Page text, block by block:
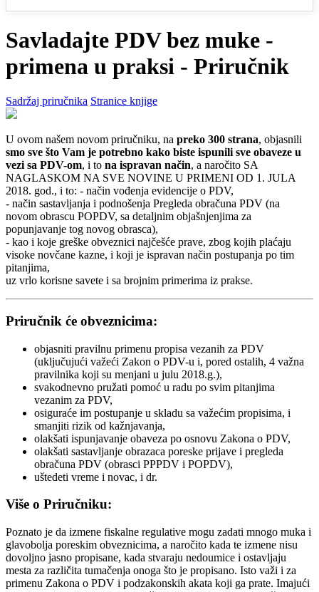
Savladajte PDV bez muke -
primena u praksi - Priručnik
Sadržaj priručnika Stranice knjige
U ovom našem novom priručniku, na preko 300 strana, objasnili
smo sve što Vam je potrebno kako biste ispunili sve obaveze u
vezi sa PDV-om, i to na ispravan način, a naročito SA
NAGLASKOM NA SVE NOVINE U PRIMENI OD 1. JULA
2018. god., i to: - način vođenja evidencije o PDV,
- način sastavljanja i podnošenja Pregleda obračuna PDV (na
novom obrascu POPDV, sa detaljnim objašnjenjima za
popunjavanje tog novog obrasca),
- kao i koje greške obveznici najčešće prave, zbog kojih plaćaju
visoke novčane kazne, i koji je ispravan način postupanja po tim
pitanjima,
uz vrlo korisne savete i sa brojnim primerima iz prakse.
Priručnik će obveznicima:
objasniti pravilnu primenu propisa vezanih za PDV
(uključujući važeći Zakon o PDV-u i, pored ostalih, 4 važna
pravilnika koji su menjani u julu 2018.g.),
svakodnevno pružati pomoć u radu po svim pitanjima
vezanim za PDV,
osiguraće im postupanje u skladu sa važećim propisima, i
smanjiti rizik od kažnjavanja,
olakšati ispunjavanje obaveza po osnovu Zakona o PDV,
olakšati sastavljanje obrazaca poreske prijave i pregleda
obračuna PDV (obrasci PPPDV i POPDV),
uštedeti vreme i novac, i dr.
Više o Priručniku:
Poznato je da izmene fiskalne regulative mogu zadati mnogo muka i
glavobolja poreskim obveznicima, a naročito kada te izmene nisu
dovoljno jasno propisane, kada stvaraju nedoumice i ostavljaju
mesta za različita tumačenja onoga što je propisano. Isto važi i za
primenu Zakona o PDV i podzakonskih akata koji ga prate. Imajući